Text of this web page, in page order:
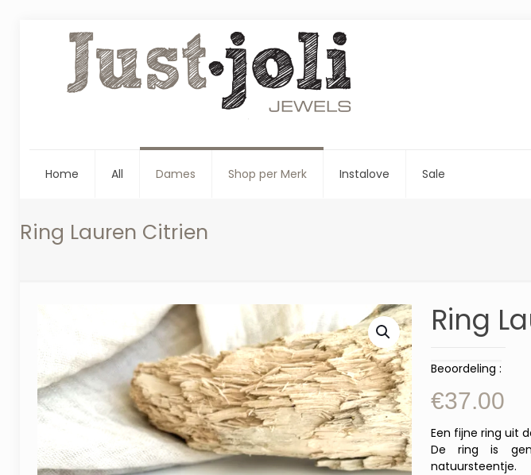
Home All Dames Shop per Merk Instalove Sale
Ring Lauren Citrien
Ring
Beoordeling :
€37.00
Een fijne ring uit
De ring is
natuursteentje.